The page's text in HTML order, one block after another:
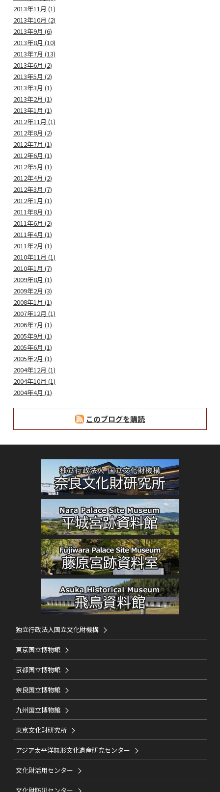
2013年11月 (1)
2013年10月 (2)
2013年9月 (6)
2013年8月 (10)
2013年7月 (13)
2013年6月 (2)
2013年5月 (2)
2013年3月 (1)
2013年2月 (1)
2013年1月 (1)
2012年11月 (1)
2012年8月 (2)
2012年7月 (1)
2012年6月 (1)
2012年5月 (1)
2012年4月 (2)
2012年3月 (7)
2012年1月 (1)
2011年8月 (1)
2011年6月 (2)
2011年4月 (1)
2011年2月 (1)
2010年11月 (1)
2010年1月 (7)
2009年8月 (1)
2009年2月 (3)
2008年1月 (1)
2007年12月 (1)
2006年7月 (1)
2005年9月 (1)
2005年6月 (1)
2005年2月 (1)
2004年12月 (1)
2004年10月 (1)
2004年4月 (1)
このブログを購読
独立行政法人国立文化財機構
東京国立博物館
京都国立博物館
奈良国立博物館
九州国立博物館
東京文化財研究所
アジア太平洋無形文化遺産研究センター
文化財活用センター